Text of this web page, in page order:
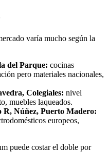
varía mucho según la
del Parque: cocinas
pero materiales nacionales,
Colegiales: nivel
muebles laqueados.
R, Núñez, Puerto Madero:
europeos,
puede costar el doble por